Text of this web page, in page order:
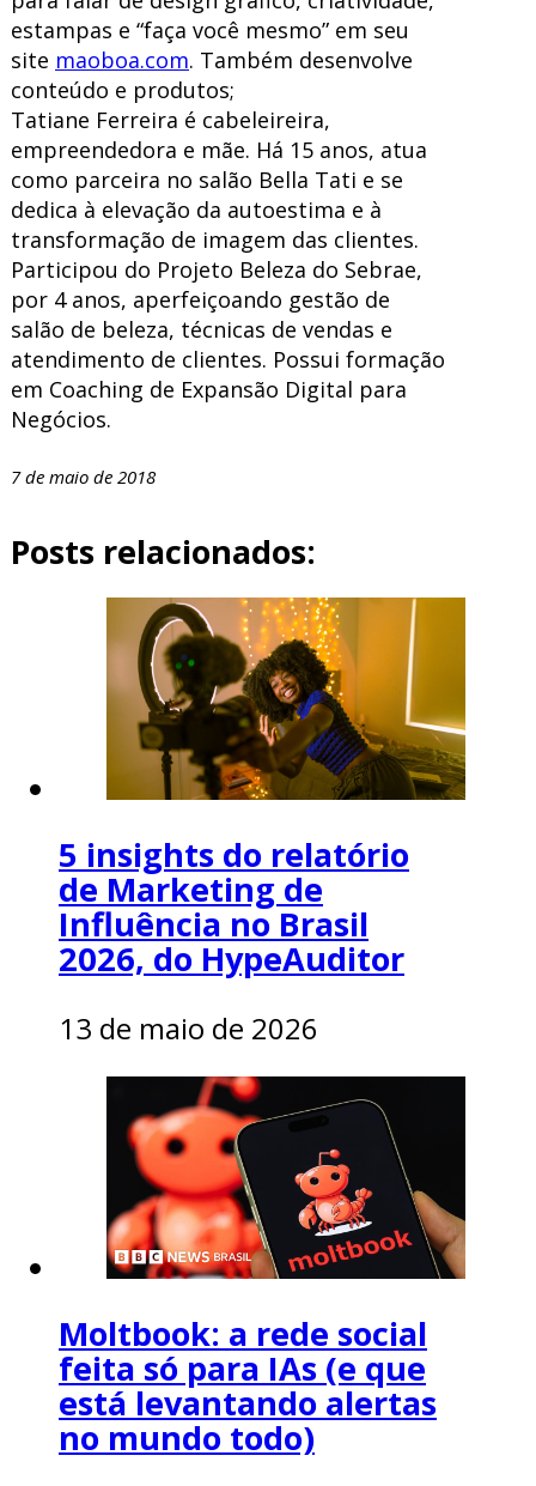
estampas e “faça você mesmo” em seu
site maoboa.com. Também desenvolve
conteúdo e produtos;
Tatiane Ferreira é cabeleireira,
empreendedora e mãe. Há 15 anos, atua
como parceira no salão Bella Tati e se
dedica à elevação da autoestima e à
transformação de imagem das clientes.
Participou do Projeto Beleza do Sebrae,
por 4 anos, aperfeiçoando gestão de
salão de beleza, técnicas de vendas e
atendimento de clientes. Possui formação
em Coaching de Expansão Digital para
Negócios.
7 de maio de 2018
Posts relacionados:
5 insights do relatório
de Marketing de
Influência no Brasil
2026, do HypeAuditor
13 de maio de 2026
Moltbook: a rede social
feita só para IAs (e que
está levantando alertas
no mundo todo)